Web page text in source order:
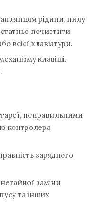
рідини, пилу
почистити
всієї клавіатури.
клавіші.
неправильними
контролера
зарядного
заміни
та інших